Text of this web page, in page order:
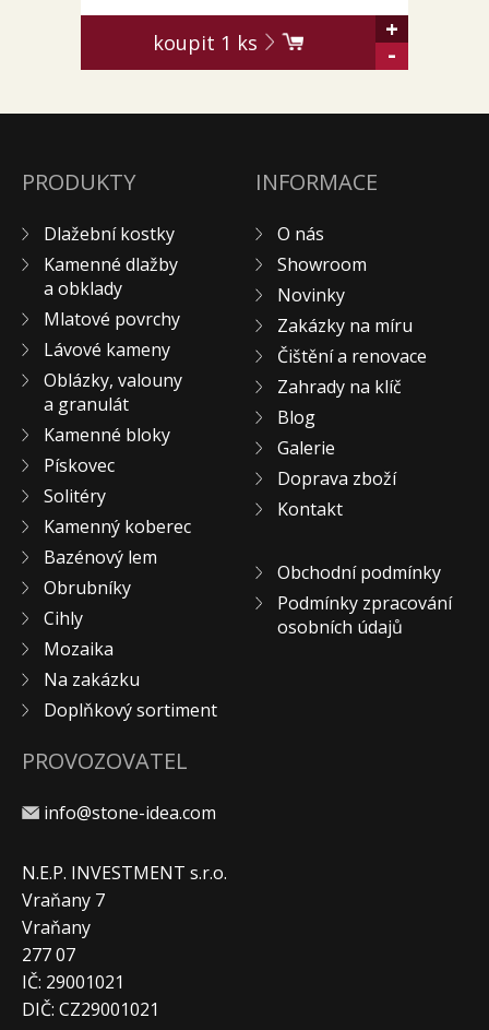
koupit 1 ks
+
-
PRODUKTY
Dlažební kostky
Kamenné dlažby
a obklady
Mlatové povrchy
Lávové kameny
Oblázky, valouny
a granulát
Kamenné bloky
Pískovec
Solitéry
Kamenný koberec
Bazénový lem
Obrubníky
Cihly
Mozaika
Na zakázku
Doplňkový sortiment
INFORMACE
O nás
Showroom
Novinky
Zakázky na míru
Čištění a renovace
Zahrady na klíč
Blog
Galerie
Doprava zboží
Kontakt
Obchodní podmínky
Podmínky zpracování
osobních údajů
PROVOZOVATEL
info@stone-idea.com
N.E.P. INVESTMENT s.r.o.
Vraňany 7
Vraňany
277 07
IČ: 29001021
DIČ: CZ29001021